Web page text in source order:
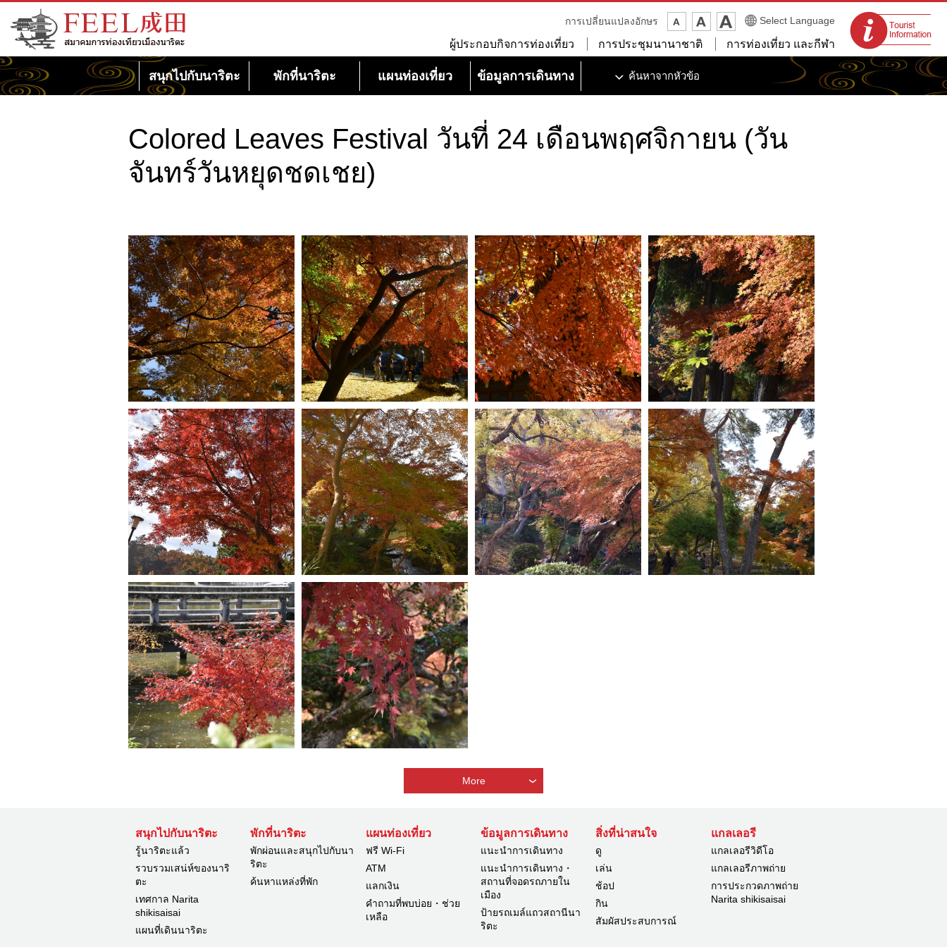
เว็บไซต์สมาคมการท่องเที่ยวเมืองนาริตะ
FEEL นาริตะ
จุดแนะนำนักท่อง
เที่ยว
การเปลี่ยนแปลงอักษร Select Language
ผู้ประกอบกิจการท่องเที่ยว การประชุมนานาชาติ การท่องเที่ยว และกีฬา
สนุกไปกับนาริตะ พักที่นาริตะ แผนท่องเที่ยว ข้อมูลการเดินทาง ค้นหาจากหัวข้อ
Colored Leaves Festival วันที่ 24 เดือนพฤศจิกายน (วัน
จันทร์วันหยุดชดเชย)
More
สนุกไปกับนาริตะ
รู้นาริตะแล้ว
รวบรวมเสน่ห์ของนาริ
ตะ
เทศกาล Narita
shikisaisai
แผนที่เดินนาริตะ
พักที่นาริตะ
พักผ่อนและสนุกไปกับนา
ริตะ
ค้นหาแหล่งที่พัก
แผนท่องเที่ยว
ฟรี Wi-Fi
ATM
แลกเงิน
คำถามที่พบบ่อย・ช่วย
เหลือ
ข้อมูลการเดินทาง
แนะนำการเดินทาง
แนะนำการเดินทาง・
สถานที่จอดรถภายใน
เมือง
ป้ายรถเมล์แถวสถานีนา
ริตะ
สิ่งที่น่าสนใจ
ดู
เล่น
ช้อป
กิน
สัมผัสประสบการณ์
แกลเลอรี
แกลเลอรีวิดีโอ
แกลเลอรีภาพถ่าย
การประกวดภาพถ่าย
Narita shikisaisai